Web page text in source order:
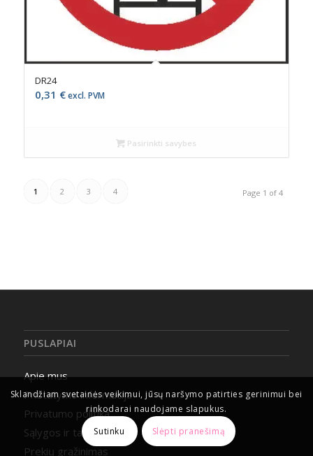
DR24
0,31 €excl. PVM
Pasirinkti savybes
Page 1 of 4
1 2 3 4
PUSLAPIAI
Apie mus
Pristatymo informacija
Privatumo politika
Sąlygos ir taisyklės
Prekių grąžinimas
Sklandžiam svetainės veikimui, jūsų naršymo patirties gerinimui bei
rinkodarai naudojame slapukus.
Sutinku
Slėpti pranešimą